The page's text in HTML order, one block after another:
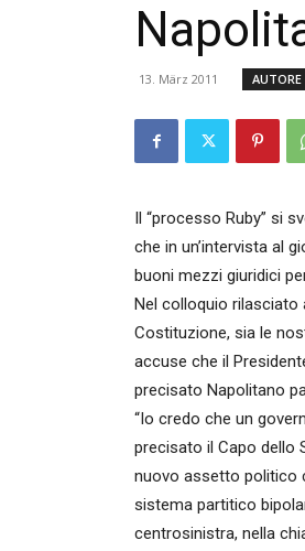
13. März 2011 AUTORE
Il “processo Ruby” si
che in un’intervista al
buoni mezzi giuridici
Nel colloquio rilasciato
Costituzione, sia le
accuse che il
precisato Napolitano
“Io credo che un
precisato il Capo dello
nuovo assetto politico
sistema partitico
centrosinistra, nella